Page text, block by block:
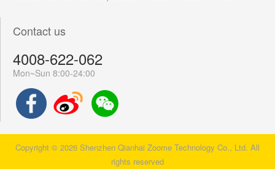
Contact us
4008-622-062
Mon~Sun 8:00-24:00
Copyright © 2026 Shenzhen Qianhai Zoome Technology Co., Ltd. All
rights reserved